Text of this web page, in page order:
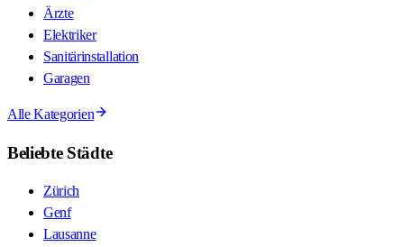
Ärzte
Elektriker
Sanitärinstallation
Garagen
Alle Kategorien
Beliebte Städte
Zürich
Genf
Lausanne